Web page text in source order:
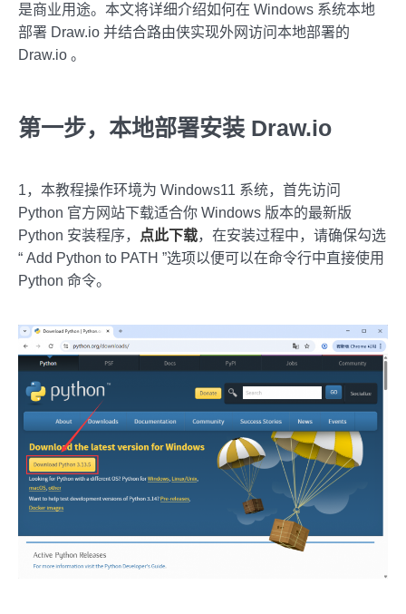
是商业用途。本文将详细介绍如何在 Windows 系统本地
部署 Draw.io 并结合路由侠实现外网访问本地部署的
Draw.io 。
第一步，本地部署安装 Draw.io
1，本教程操作环境为 Windows11 系统，首先访问
Python 官方网站下载适合你 Windows 版本的最新版
Python 安装程序，
点此下载，在安装过程中，请确保勾选
“ Add Python to PATH ”选项以便可以在命令行中直接使用
Python 命令。